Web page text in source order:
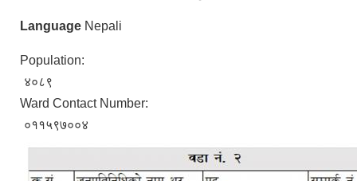
Language Nepali
Population:
४०८९
Ward Contact Number:
०११५९७००४